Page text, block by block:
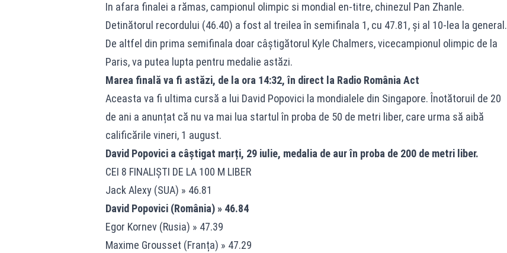
In afara finalei a rămas, campionul olimpic si mondial en-titre, chinezul Pan Zhanle.
Detinătorul recordului (46.40) a fost al treilea în semifinala 1, cu 47.81, şi al 10-lea la general.
De altfel din prima semifinala doar câștigătorul Kyle Chalmers, vicecampionul olimpic de la
Paris, va putea lupta pentru medalie astăzi.
Marea finală va fi astăzi, de la ora 14:32, în direct la Radio România Act
Aceasta va fi ultima cursă a lui David Popovici la mondialele din Singapore. Înotătoruil de 20
de ani a anunțat că nu va mai lua startul în proba de 50 de metri liber, care urma să aibă
calificările vineri, 1 august.
David Popovici a câștigat marți, 29 iulie, medalia de aur în proba de 200 de metri liber.
CEI 8 FINALIŞTI DE LA 100 M LIBER
Jack Alexy (SUA) » 46.81
David Popovici (România) » 46.84
Egor Kornev (Rusia) » 47.39
Maxime Grousset (Franța) » 47.29